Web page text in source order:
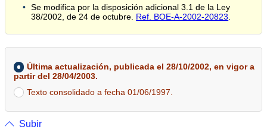
Se modifica por la disposición adicional 3.1 de la Ley
38/2002, de 24 de octubre. Ref. BOE-A-2002-20823
Última actualización, publicada el 28/10/2002, en vigor a
partir del 28/04/2003.
Texto consolidado a fecha 01/06/1997.
Subir